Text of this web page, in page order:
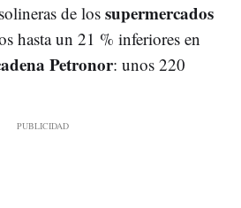
de los supermercados
hasta un 21 % inferiores en
Petronor: unos 220